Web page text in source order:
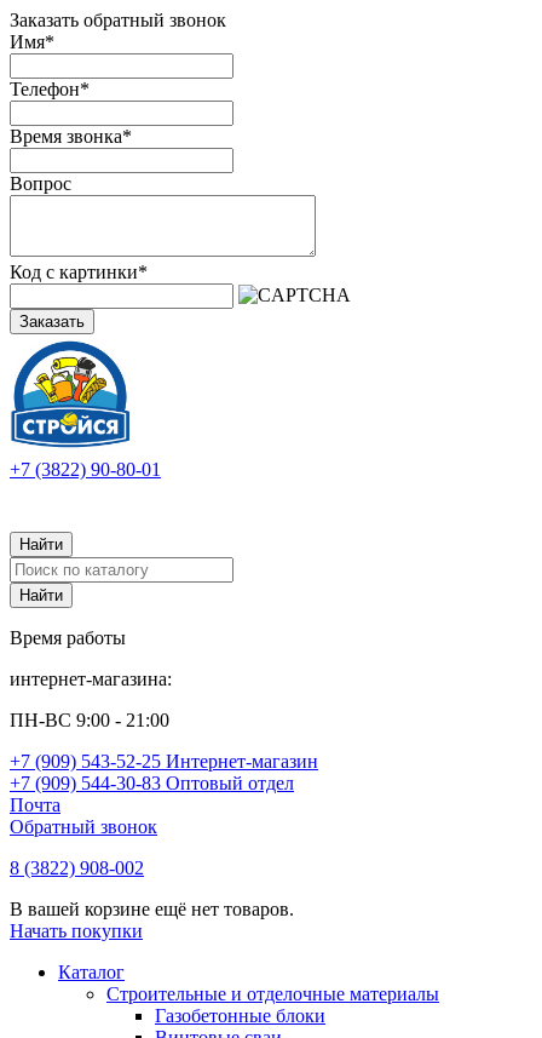
Заказать обратный звонок
Имя*
Телефон*
Время звонка*
Вопрос
Код с картинки*
Заказать
+7 (3822) 90-80-01
Время работы
интернет-магазина:
ПН-ВС 9:00 - 21:00
+7 (909) 543-52-25 Интернет-магазин
+7 (909) 544-30-83 Оптовый отдел
Почта
Обратный звонок
8 (3822) 908-002
В вашей корзине ещё нет товаров.
Начать покупки
Каталог
Строительные и отделочные материалы
Газобетонные блоки